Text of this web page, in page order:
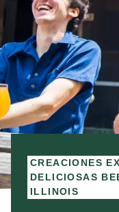
CREACIONES
DELICIOSAS
ILLINOIS